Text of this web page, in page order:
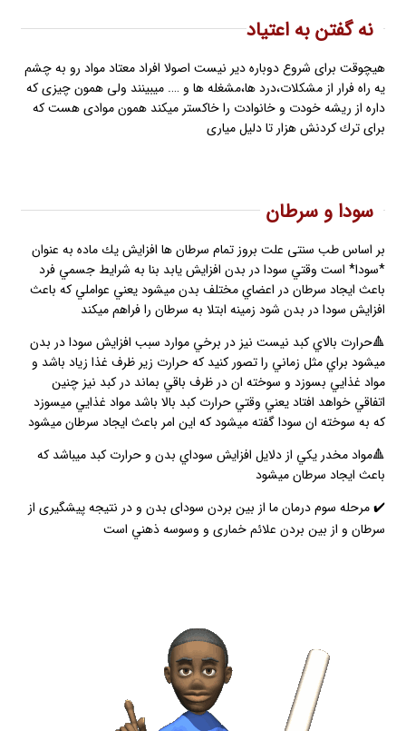
نه گفتن به اعتیاد
هيچوقت براى شروع دوباره دير نيست اصولا افراد معتاد مواد رو به چشم
يه راه فرار از مشكلات،درد ها،مشغله ها و …. ميبينند ولى همون چيزى كه
داره از ريشه خودت و خانوادت را خاكستر ميكند همون موادى هست كه
براى ترك كردنش هزار تا دليل ميارى
سودا و سرطان
بر اساس طب سنتى علت بروز تمام سرطان ها افزايش يك ماده به عنوان
*سودا* است وقتي سودا در بدن افزايش يابد بنا به شرايط جسمي فرد
باعث ايجاد سرطان در اعضاي مختلف بدن ميشود يعني عواملي كه باعث
افزايش سودا در بدن شود زمينه ابتلا به سرطان را فراهم ميكند
🔺حرارت بالاي كبد نيست نيز در برخي موارد سبب افزايش سودا در بدن
ميشود براي مثل زماني را تصور كنيد كه حرارت زير ظرف غذا زياد باشد و
مواد غذايي بسوزد و سوخته ان در ظرف باقي بماند در كبد نيز چنين
اتفاقي خواهد افتاد يعني وقتي حرارت كبد بالا باشد مواد غذايي ميسوزد
كه به سوخته ان سودا گفته ميشود كه اين امر باعث ايجاد سرطان ميشود
🔺مواد مخدر يكي از دلايل افزايش سوداي بدن و حرارت كبد ميباشد كه
باعث ايجاد سرطان ميشود
✔️ مرحله سوم درمان ما از بين بردن سوداى بدن و در نتيجه پيشگيرى از
سرطان و از بين بردن علائم خمارى و وسوسه ذهني است